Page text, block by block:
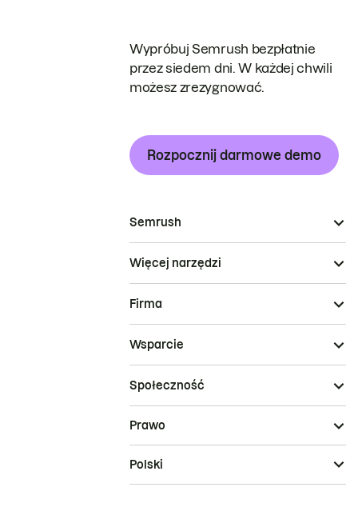
Wypróbuj Semrush bezpłatnie
przez siedem dni. W każdej chwili
możesz zrezygnować.
Rozpocznij darmowe demo
Semrush
Więcej narzędzi
Firma
Wsparcie
Społeczność
Prawo
Polski